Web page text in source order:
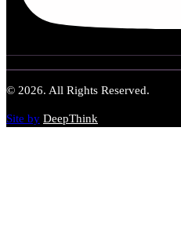
© 2026. All Rights Reserved.
Site by DeepThink